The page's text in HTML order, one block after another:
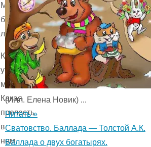
Молниевидный
брызнет
луч!
Как
увядающее
мило!
Какая
прелесть
в
нем
(Илл. Елена Новик) ...
Читать »
Сватовство. Баллада — Толстой А.К.
Баллада о двух богатырях.